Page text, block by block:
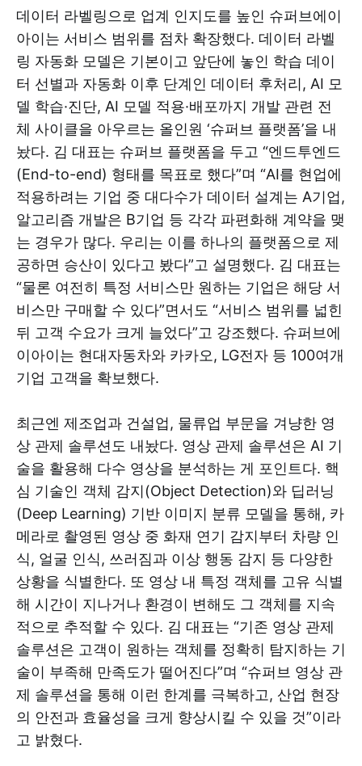
데이터 라벨링으로 업계 인지도를 높인 슈퍼브에이
아이는 서비스 범위를 점차 확장했다. 데이터 라벨
링 자동화 모델은 기본이고 앞단에 놓인 학습 데이
터 선별과 자동화 이후 단계인 데이터 후처리, AI 모
델 학습·진단, AI 모델 적용·배포까지 개발 관련 전
체 사이클을 아우르는 올인원 ‘슈퍼브 플랫폼’을 내
놨다. 김 대표는 슈퍼브 플랫폼을 두고 “엔드투엔드
(End-to-end) 형태를 목표로 했다”며 “AI를 현업에
적용하려는 기업 중 대다수가 데이터 설계는 A기업,
알고리즘 개발은 B기업 등 각각 파편화해 계약을 맺
는 경우가 많다. 우리는 이를 하나의 플랫폼으로 제
공하면 승산이 있다고 봤다”고 설명했다. 김 대표는
“물론 여전히 특정 서비스만 원하는 기업은 해당 서
비스만 구매할 수 있다”면서도 “서비스 범위를 넓힌
뒤 고객 수요가 크게 늘었다”고 강조했다. 슈퍼브에
이아이는 현대자동차와 카카오, LG전자 등 100여개
기업 고객을 확보했다.
최근엔 제조업과 건설업, 물류업 부문을 겨냥한 영
상 관제 솔루션도 내놨다. 영상 관제 솔루션은 AI 기
술을 활용해 다수 영상을 분석하는 게 포인트다. 핵
심 기술인 객체 감지(Object Detection)와 딥러닝
(Deep Learning) 기반 이미지 분류 모델을 통해, 카
메라로 촬영된 영상 중 화재 연기 감지부터 차량 인
식, 얼굴 인식, 쓰러짐과 이상 행동 감지 등 다양한
상황을 식별한다. 또 영상 내 특정 객체를 고유 식별
해 시간이 지나거나 환경이 변해도 그 객체를 지속
적으로 추적할 수 있다. 김 대표는 “기존 영상 관제
솔루션은 고객이 원하는 객체를 정확히 탐지하는 기
술이 부족해 만족도가 떨어진다”며 “슈퍼브 영상 관
제 솔루션을 통해 이런 한계를 극복하고, 산업 현장
의 안전과 효율성을 크게 향상시킬 수 있을 것”이라
고 밝혔다.